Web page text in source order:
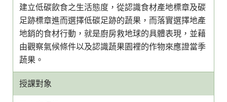
建立低碳飲食之生活態度，從認識食材產地標章及碳
足跡標章進而選擇低碳足跡的蔬果，而落實選擇地產
地銷的食材行動，就是廚房救地球的具體表現，並藉
由觀察氣候條件以及認識蔬果園裡的作物來應證當季
蔬果。
授課對象